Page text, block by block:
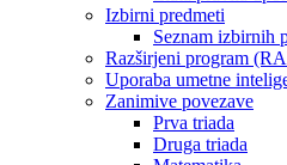
Izbirni predmeti
Seznam izbirnih
Razširjeni program
Uporaba umetne
Zanimive povezave
Prva triada
Druga triada